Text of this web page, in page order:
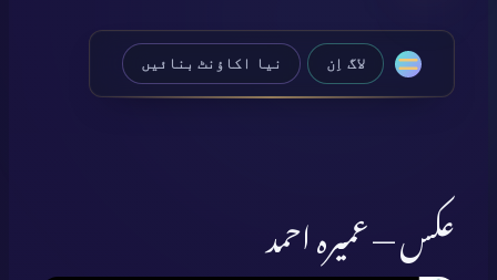
لاگ اِن نیا اکاؤنٹ بنائیں
عکس — عمیرہ احمد